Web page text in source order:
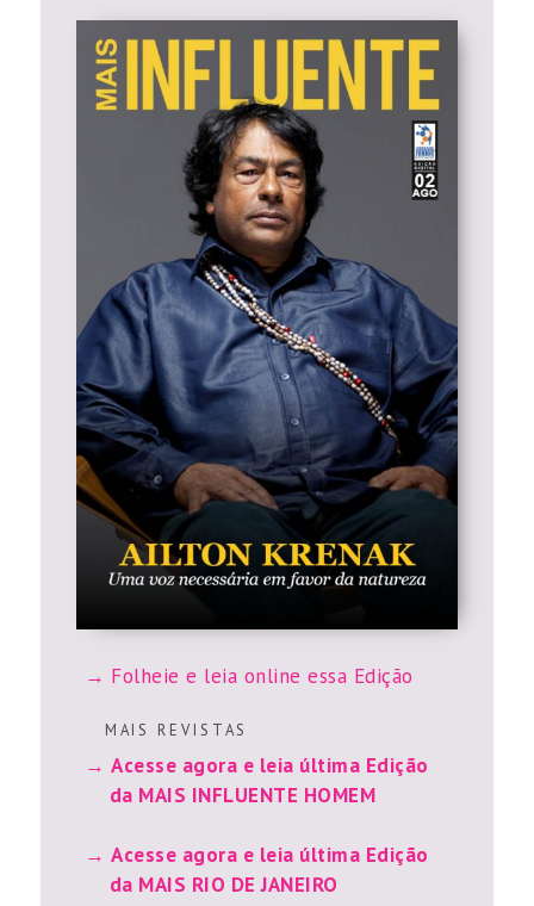
Folheie e leia online essa Edição
M A I S R E V I S T A S
Acesse agora e leia última Edição
da MAIS INFLUENTE HOMEM
Acesse agora e leia última Edição
da MAIS RIO DE JANEIRO